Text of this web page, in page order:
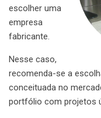
escolher uma
empresa
fabricante.
Nesse caso,
recomenda-se a
conceituada no
portfólio com projetos